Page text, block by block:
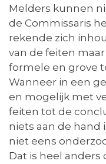
Melders kunnen
de Commissaris
rekende zich
van de feiten
formele en grove
Wanneer in een
en mogelijk met
feiten tot de
niets aan de hand
niet eens
Dat is heel anders